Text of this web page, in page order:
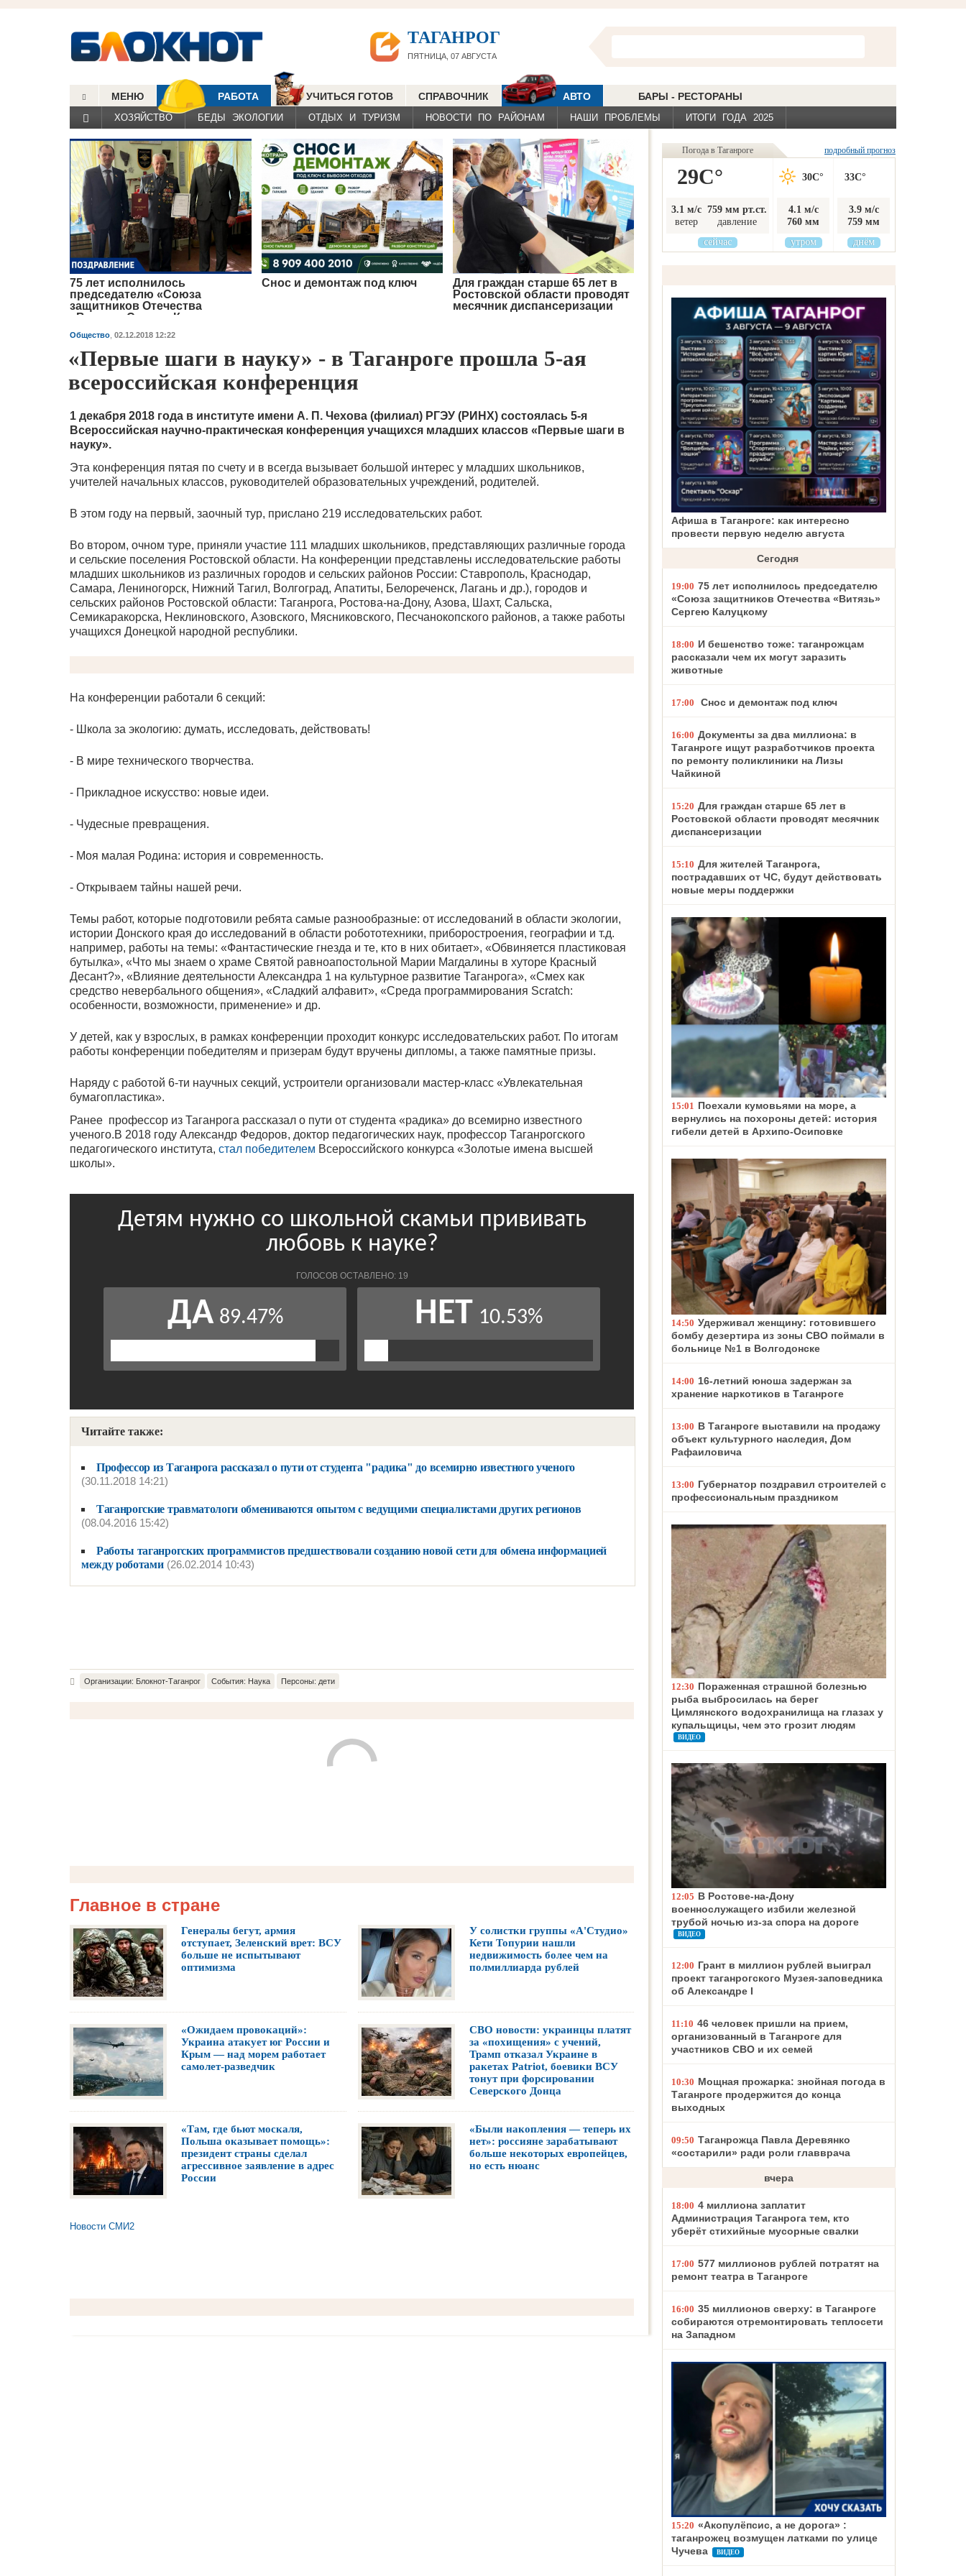
ТАГАНРОГ
ПЯТНИЦА, 07 АВГУСТА
МЕНЮ РАБОТА УЧИТЬСЯ ГОТОВ СПРАВОЧНИК АВТО БАРЫ - РЕСТОРАНЫ
ХОЗЯЙСТВО БЕДЫ ЭКОЛОГИИ ОТДЫХ И ТУРИЗМ НОВОСТИ ПО РАЙОНАМ НАШИ ПРОБЛЕМЫ ИТОГИ ГОДА 2025
75 лет исполнилось
председателю «Союза
защитников Отечества
«Витязь» Сергею Калуцкому
Снос и демонтаж под ключ
Для граждан старше 65 лет в
Ростовской области проводят
месячник диспансеризации
Общество 02.12.2018 12:22
«Первые шаги в науку» - в Таганроге прошла 5-ая
всероссийская конференция
1 декабря 2018 года в институте имени А. П. Чехова (филиал) РГЭУ (РИНХ) состоялась 5-я
Всероссийская научно-практическая конференция учащихся младших классов «Первые шаги в
науку».
Эта конференция пятая по счету и в всегда вызывает большой интерес у младших школьников,
учителей начальных классов, руководителей образовательных учреждений, родителей.
В этом году на первый, заочный тур, прислано 219 исследовательских работ.
Во втором, очном туре, приняли участие 111 младших школьников, представляющих различные города
и сельские поселения Ростовской области. На конференции представлены исследовательские работы
младших школьников из различных городов и сельских районов России: Ставрополь, Краснодар,
Самара, Лениногорск, Нижний Тагил, Волгоград, Апатиты, Белореченск, Лагань и др.), городов и
сельских районов Ростовской области: Таганрога, Ростова-на-Дону, Азова, Шахт, Сальска,
Семикаракорска, Неклиновского, Азовского, Мясниковского, Песчанокопского районов, а также работы
учащихся Донецкой народной республики.
На конференции работали 6 секций:
- Школа за экологию: думать, исследовать, действовать!
- В мире технического творчества.
- Прикладное искусство: новые идеи.
- Чудесные превращения.
- Моя малая Родина: история и современность.
- Открываем тайны нашей речи.
Темы работ, которые подготовили ребята самые разнообразные: от исследований в области экологии,
истории Донского края до исследований в области робототехники, приборостроения, географии и т.д.
например, работы на темы: «Фантастические гнезда и те, кто в них обитает», «Обвиняется пластиковая
бутылка», «Что мы знаем о храме Святой равноапостольной Марии Магдалины в хуторе Красный
Десант?», «Влияние деятельности Александра 1 на культурное развитие Таганрога», «Смех как
средство невербального общения», «Сладкий алфавит», «Среда программирования Scratch:
особенности, возможности, применение» и др.
У детей, как у взрослых, в рамках конференции проходит конкурс исследовательских работ. По итогам
работы конференции победителям и призерам будут вручены дипломы, а также памятные призы.
Наряду с работой 6-ти научных секций, устроители организовали мастер-класс «Увлекательная
бумагопластика».
Ранее профессор из Таганрога рассказал о пути от студента «радика» до всемирно известного
ученого.В 2018 году Александр Федоров, доктор педагогических наук, профессор Таганрогского
педагогического института, стал победителем Всероссийского конкурса «Золотые имена высшей
школы».
Читайте также:
Профессор из Таганрога рассказал о пути от студента "радика" до всемирно известного ученого
(30.11.2018 14:21)
Таганрогские травматологи обмениваются опытом с ведущими специалистами других регионов
(08.04.2016 15:42)
Работы таганрогских программистов предшествовали созданию новой сети для обмена информацией
между роботами (26.02.2014 10:43)
Организации: Блокнот-Таганрог События: Наука Персоны: дети
Главное в стране
Генералы бегут, армия
отступает, Зеленский врет: ВСУ
больше не испытывают
оптимизма
У солистки группы «А'Студио»
Кети Топурии нашли
недвижимость более чем на
полмиллиарда рублей
«Ожидаем провокаций»:
Украина атакует юг России и
Крым — над морем работает
самолет-разведчик
СВО новости: украинцы платят
за «похищения» с учений,
Трамп отказал Украине в
ракетах Patriot, боевики ВСУ
тонут при форсировании
Северского Донца
«Там, где бьют москаля,
Польша оказывает помощь»:
президент страны сделал
агрессивное заявление в адрес
России
«Были накопления — теперь их
нет»: россияне зарабатывают
больше некоторых европейцев,
но есть нюанс
Новости СМИ2
Погода в Таганроге подробный прогноз
29C°
3.1 м/с
ветер
759 мм рт.ст.
давление
сейчас
30C°
4.1 м/с
760 мм
утром
33C°
3.9 м/с
759 мм
днём
Афиша в Таганроге: как интересно
провести первую неделю августа
Сегодня
19:00 75 лет исполнилось председателю
«Союза защитников Отечества «Витязь»
Сергею Калуцкому
18:00 И бешенство тоже: таганрожцам
рассказали чем их могут заразить
животные
17:00 Снос и демонтаж под ключ
16:00 Документы за два миллиона: в
Таганроге ищут разработчиков проекта
по ремонту поликлиники на Лизы
Чайкиной
15:20 Для граждан старше 65 лет в
Ростовской области проводят месячник
диспансеризации
15:10 Для жителей Таганрога,
пострадавших от ЧС, будут действовать
новые меры поддержки
15:01 Поехали кумовьями на море, а
вернулись на похороны детей: история
гибели детей в Архипо-Осиповке
14:50 Удерживал женщину: готовившего
бомбу дезертира из зоны СВО поймали в
больнице №1 в Волгодонске
14:00 16-летний юноша задержан за
хранение наркотиков в Таганроге
13:00 В Таганроге выставили на продажу
объект культурного наследия, Дом
Рафаиловича
13:00 Губернатор поздравил строителей с
профессиональным праздником
12:30 Пораженная страшной болезнью
рыба выбросилась на берег
Цимлянского водохранилища на глазах у
купальщицы, чем это грозит людям
ВИДЕО
12:05 В Ростове-на-Дону
военнослужащего избили железной
трубой ночью из-за спора на дороге
ВИДЕО
12:00 Грант в миллион рублей выиграл
проект таганрогского Музея-заповедника
об Александре I
11:10 46 человек пришли на прием,
организованный в Таганроге для
участников СВО и их семей
10:30 Мощная прожарка: знойная погода в
Таганроге продержится до конца
выходных
09:50 Таганрожца Павла Деревянко
«состарили» ради роли главврача
вчера
18:00 4 миллиона заплатит
Администрация Таганрога тем, кто
уберёт стихийные мусорные свалки
17:00 577 миллионов рублей потратят на
ремонт театра в Таганроге
16:00 35 миллионов сверху: в Таганроге
собираются отремонтировать теплосети
на Западном
15:20 «Акопулёпсис, а не дорога» :
таганрожец возмущен латками по улице
Чучева
ВИДЕО